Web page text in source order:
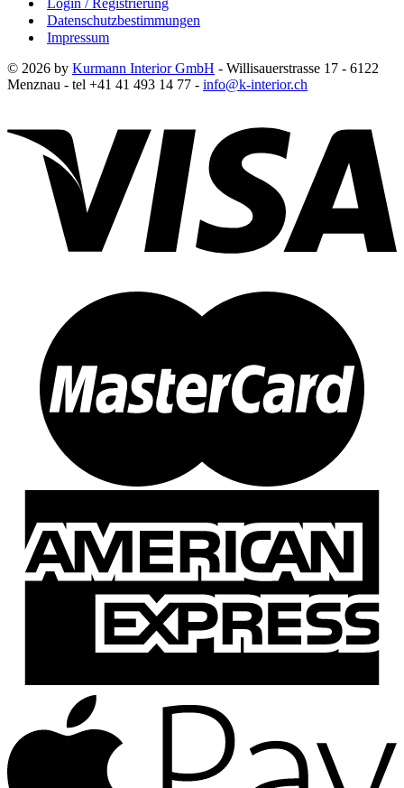
Login / Registrierung
Datenschutzbestimmungen
Impressum
© 2026 by Kurmann Interior GmbH - Willisauerstrasse 17 - 6122
Menznau - tel +41 41 493 14 77 - info@k-interior.ch